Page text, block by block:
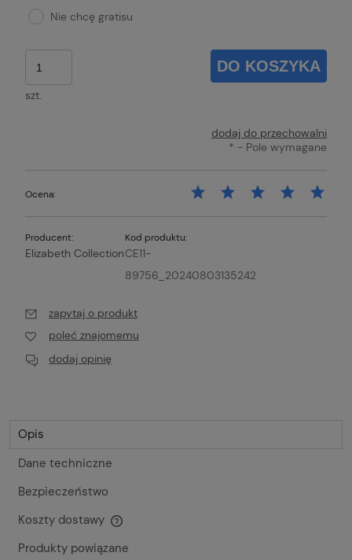
Nie chcę gratisu
szt.
DO KOSZYKA
dodaj do przechowalni
* - Pole wymagane
Ocena:
Producent:
Elizabeth Collection
Kod produktu:
CE11-
89756_20240803135242
zapytaj o produkt
poleć znajomemu
dodaj opinię
Opis
Dane techniczne
Bezpieczeństwo
Koszty dostawy
Cena nie zawiera ewentualnych kosztów płatności
Produkty powiązane